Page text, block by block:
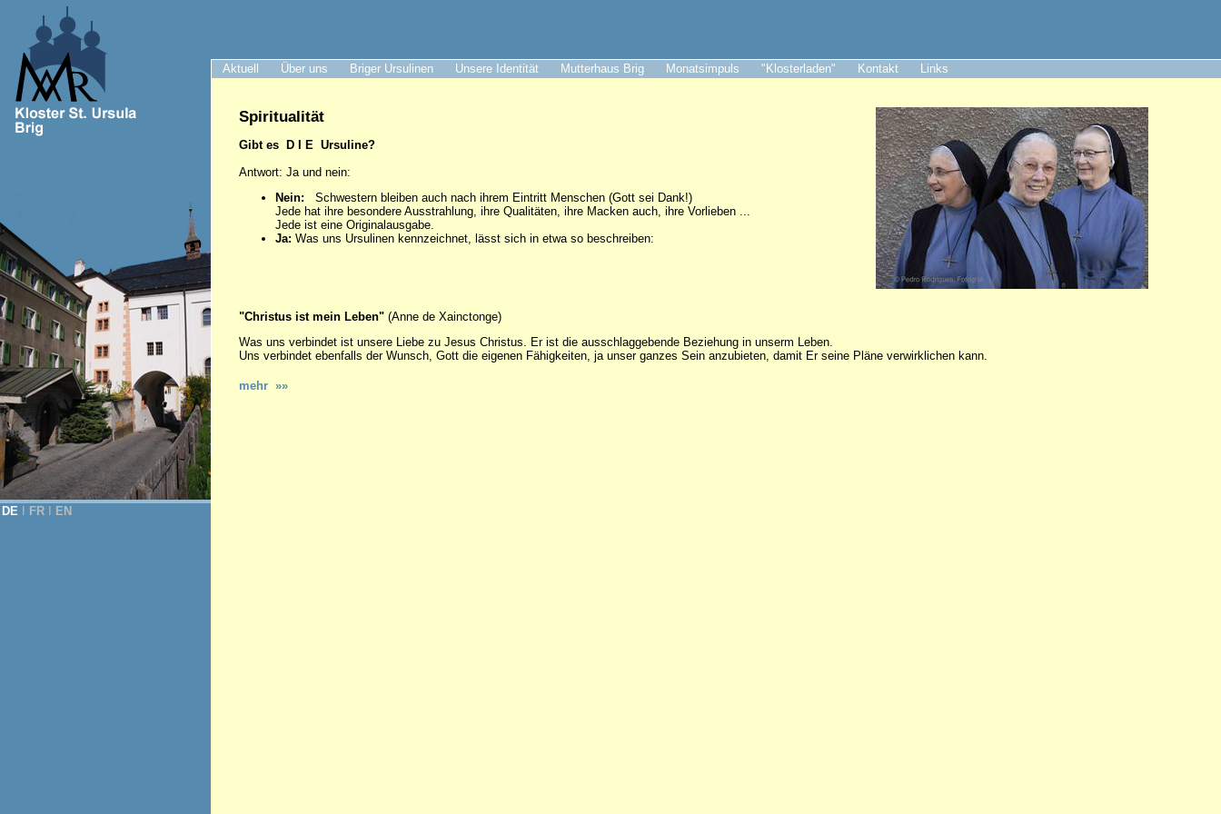
Aktuell Über uns Briger Ursulinen Unsere Identität Mutterhaus Brig Monatsimpuls "Klosterladen" Kontakt Links
DE FR EN
Spiritualität
Gibt es D I E Ursuline?
Antwort: Ja und nein:
Nein: Schwestern bleiben auch nach ihrem Eintritt Menschen (Gott sei Dank!)
Jede hat ihre besondere Ausstrahlung, ihre Qualitäten, ihre Macken auch, ihre Vorlieben ...
Jede ist eine Originalausgabe.
Ja: Was uns Ursulinen kennzeichnet, lässt sich in etwa so beschreiben:
"Christus ist mein Leben" (Anne de Xainctonge)
Was uns verbindet ist unsere Liebe zu Jesus Christus. Er ist die ausschlaggebende Beziehung in unserm Leben.
Uns verbindet ebenfalls der Wunsch, Gott die eigenen Fähigkeiten, ja unser ganzes Sein anzubieten, damit Er seine Pläne verwirklichen kann.
mehr »»